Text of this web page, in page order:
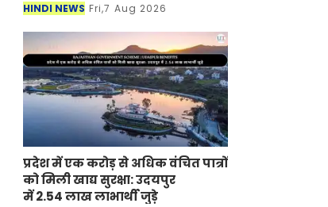
HINDI NEWS Fri,7 Aug 2026
प्रदेश में एक करोड़ से अधिक वंचित पात्रों
को मिली खाद्य सुरक्षा: उदयपुर
में 2.54 लाख लाभार्थी जुड़े